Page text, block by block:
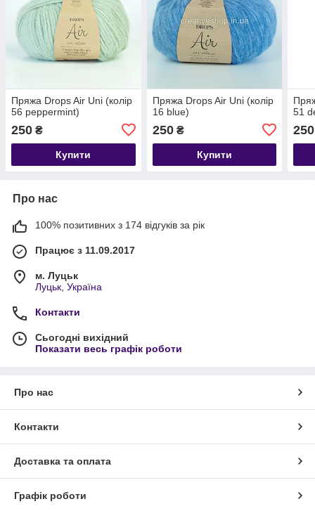
Пряжа Drops Air Uni (колір
56 peppermint)
250 ₴
Купити
Пряжа Drops Air Uni (колір
16 blue)
250₴
Купити
51
250
Про нас
100% позитивних з 174 відгуків за рік
Працює з 11.09.2017
м. Луцьк
Луцьк, Україна
Контакти
Сьогодні вихідний
Показати весь графік роботи
Про нас
Контакти
Доставка та оплата
Графік роботи